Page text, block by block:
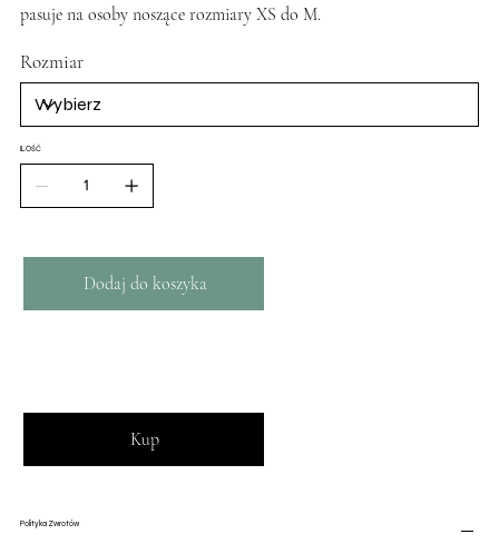
pasuje na osoby noszące rozmiary XS do M.
Rozmiar
ILOŚĆ
Dodaj do koszyka
Kup
Polityka Zwrotów